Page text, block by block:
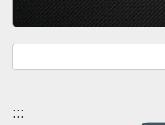
:::